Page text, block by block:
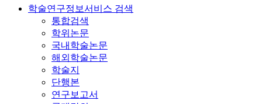
학술연구정보서비스 검색
통합검색
학위논문
국내학술논문
해외학술논문
학술지
단행본
연구보고서